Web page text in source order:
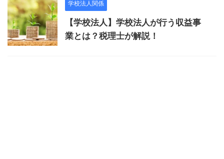
学校法人関係
【学校法人】学校法人が行う収益事
業とは？税理士が解説！